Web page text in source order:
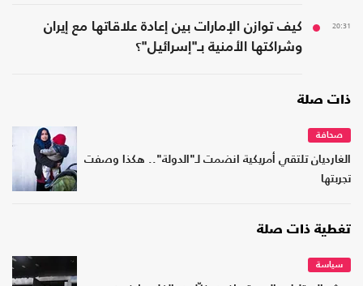
20:31
كيف توازن الإمارات بين إعادة علاقاتها مع إيران
وشراكتها الأمنية بـ"إسرائيل"؟
ذات صلة
صحافة
الغارديان تلتقي أمريكية انضمت لـ"الدولة".. هكذا وصفت
تجربتها
تغطية ذات صلة
سياسة